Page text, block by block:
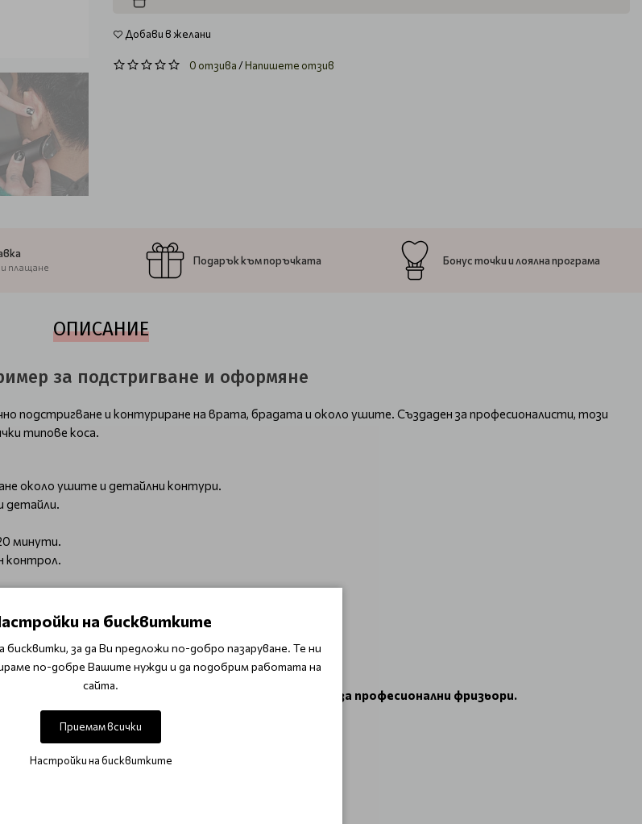
Добави в желани
0 отзива/Напишете отзив
плащане
Подарък към поръчката Бонус точки и лоялна програма
ОПИСАНИЕ
за подстригване и оформяне
подстригване и контуриране на врата, брадата и около ушите. Създаден за професионалисти, този
типове коса.
около ушите и детайлни контури.
детайли.
минути.
контрол.
и оформянето на косата – идеален за професионални фризьори.
машинки
на бисквитките
за да Ви предложи по-добро пазаруване. Те ни
по-добре Вашите нужди и да подобрим работата на
сайта.
Приемам всички
Настройки на бисквитките